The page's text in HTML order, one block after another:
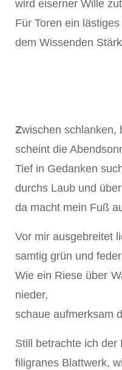
wird eiserner Wille
Für Toren ein
dem Wissenden
Zwischen schlanken,
scheint die
Tief in Gedanken
durchs Laub und
da macht mein Fuß
Vor mir ausgebreitet
samtig grün und
Wie ein Riese über
nieder,
schaue aufmerksam
Still betrachte ich der
filigranes Blattwerk,